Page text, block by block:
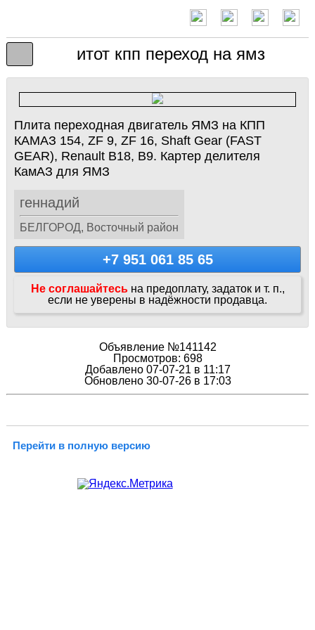
итот кпп переход на ямз
Плита переходная двигатель ЯМЗ на КПП
КАМАЗ 154, ZF 9, ZF 16, Shaft Gear (FAST
GEAR), Renault B18, B9. Картер делителя
КамАЗ для ЯМЗ
геннадий
БЕЛГОРОД, Восточный район
+7 951 061 85 65
Не соглашайтесь на предоплату, задаток и т. п.,
если не уверены в надёжности продавца.
Объявление №141142
Просмотров: 698
Добавлено 07-07-21 в 11:17
Обновлено 30-07-26 в 17:03
Перейти в полную версию